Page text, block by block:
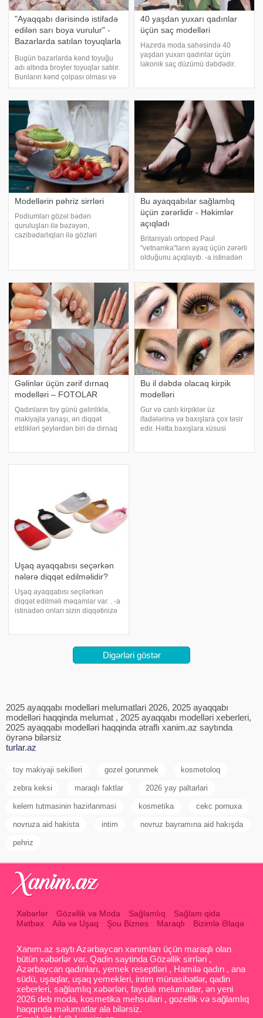
"Ayaqqabı dərisində istifadə
edilən sarı boya vurulur" -
Bazarlarda satılan toyuqlarla
Bugün bazarlarda kənd toyuğu
adı altında broyler toyuqlar satılır.
Bunların kənd çolpası olması və
hansı şəraitdə yetişdirilməsi isə
məhsullar həqiqətən kənd
şəraitindəmi yetişdirilir?. bildirir ki
40 yaşdan yuxarı qadınlar
üçün saç modelləri
Hazırda moda sahəsində 40
yaşdan yuxarı qadınlar üçün
lakonik saç düzümü dəbdədir.
həmçinin çox diqqət də tələb
etmir. Belə ki, səhə
Modellərin pəhriz sirrləri
Podiumları gözəl bədən
quruluşları ilə bəzəyən,
cazibədarlıqları ilə gözləri
pəhriz saxlayırlar. Süfrədəki
ləzzətl
Bu ayaqqabılar sağlamlıq
üçün zərərlidir - Həkimlər
açıqladı
Britaniyalı ortoped Paul
"vetnamka"ların ayaq üçün zərərli
olduğunu açıqlayıb. -a istinadən
deformasiya edir. . Həkimin
sözlərinə görə, "vetnamka"la
Gəlinlər üçün zərif dırnaq
modelləri – FOTOLAR
Qadınların toy günü gəlinliklə,
makiyajla yanaşı, ən diqqət
etdikləri şeylərdən biri də dırnaq
verməlidir. Çünki belə
Bu il dəbdə olacaq kirpik
modelləri
Gur və canlı kirpiklər üz
ifadələrinə və baxışlara çox təsir
edir. Hətta baxışlara xüsusi
Uşaq ayaqqabısı seçərkən
nələrə diqqət edilməlidir?
Uşaq ayaqqabısı seçilərkən
diqqət edilməli məqamlar var. . -a
istinadən onları sizin diqqətinizə
bununla bağlıdır. Sizə doktor
Digərləri göstər
2025 ayaqqabı modelləri melumatlari 2026, 2025 ayaqqabı
modelləri haqqinda melumat , 2025 ayaqqabı modelləri xeberleri,
2025 ayaqqabı modelləri haqqinda ətraflı xanim.az saytında
öyrənə bilərsiz
turlar.az
toy makiyaji sekilleri gozel gorunmek kosmetoloq
zebra keksi maraqlı faktlar 2026 yay paltarlari
kelem tutmasinin hazirlanmasi kosmetika cekc pornuxa
novruza aid hakista intim novruz bayramına aid hakışda
pehriz
Xəbərlər Gözəllik və Moda Sağlamlıq
Sağlam qida
Mətbəx
Ailə və Uşaq Şou Biznes Maraqlı Bizimlə Əlaqə
Xanım.az saytı Azərbaycan xanımları üçün maraqlı olan
bütün xəbərlər var. Qadin saytinda Gözəllik sirrləri ,
Azərbaycan qadınları, yemek reseptləri , Hamilə qadın , ana
südü, uşaqlar, uşaq yemekleri, intim münasibətlər, qadin
xeberleri, sağlamlıq xəbərləri, faydalı melumatlar, ən yeni
2026 deb moda, kosmetika mehsullari , gozellik və sağlamlıq
haqqında məlumatlar ala bilərsiz.